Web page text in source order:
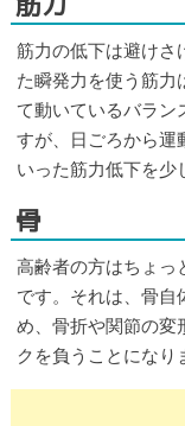
筋力の低下は避けさ
た瞬発力を使う筋力
て動いているバラン
すが、日ごろから運
いった筋力低下を少
骨
高齢者の方はちょっ
です。それは、骨自
め、骨折や関節の変
クを負うことになり